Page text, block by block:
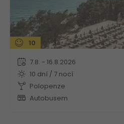
10
7.8. - 16.8.2026
10 dní / 7 nocí
Polopenze
Autobusem